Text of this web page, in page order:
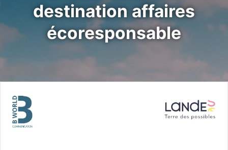
destination affaires
écoresponsable